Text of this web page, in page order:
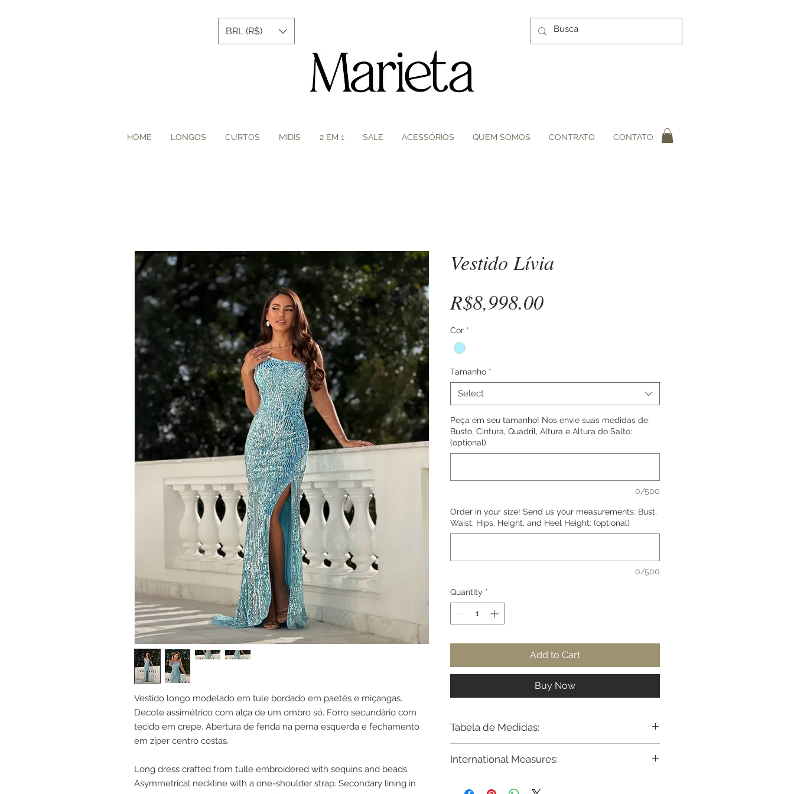
BRL (R$)
HOME LONGOS CURTOS MIDIS 2 EM 1 SALE ACESSÓRIOS QUEM SOMOS CONTRATO CONTATO
Vestido longo modelado em tule bordado em paetês e miçangas.
Decote assimétrico com alça de um ombro só. Forro secundário com
tecido em crepe. Abertura de fenda na perna esquerda e fechamento
em zíper centro costas.
Long dress crafted from tulle embroidered with sequins and beads.
Asymmetrical neckline with a one-shoulder strap. Secondary lining in
Vestido Lívia
R$8,998.00Price
Cor *
Tamanho *
Select
Peça em seu tamanho! Nos envie suas medidas de:
Busto, Cintura, Quadril, Altura e Altura do Salto:
(optional)
0/500
Order in your size! Send us your measurements: Bust,
Waist, Hips, Height, and Heel Height: (optional)
0/500
Quantity *
Add to Cart
Buy Now
Tabela de Medidas:
36 - 82cm 66cm 88cm
International Measures: